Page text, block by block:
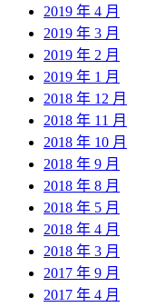
2019 年 4 月
2019 年 3 月
2019 年 2 月
2019 年 1 月
2018 年 12 月
2018 年 11 月
2018 年 10 月
2018 年 9 月
2018 年 8 月
2018 年 5 月
2018 年 4 月
2018 年 3 月
2017 年 9 月
2017 年 4 月